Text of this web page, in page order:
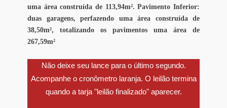
uma área construída de 113,94m². Pavimento Inferior:
duas garagens, perfazendo uma área construída de
38,50m², totalizando os pavimentos uma área de
267,59m²
Não deixe seu lance para o último segundo.
Acompanhe o cronômetro laranja. O leilão termina
quando a tarja "leilão finalizado" aparecer.